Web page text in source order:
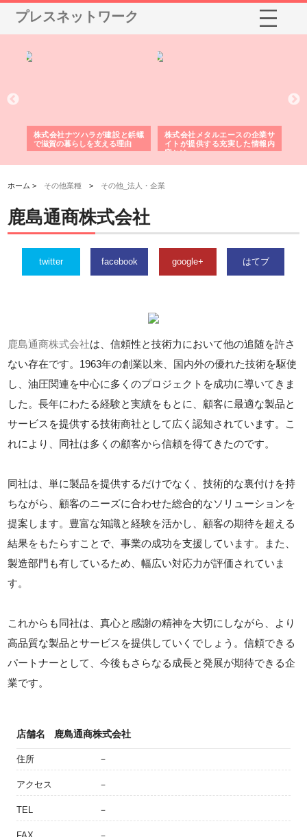
プレスネットワーク
株式会社ナツハラが建設と鋲螺
で滋賀の暮らしを支える理由
株式会社メタルエースの企業サ
イトが提供する充実した情報内
容とは
ホーム > その他業種 > その他_法人・企業
鹿島通商株式会社
twitter facebook google+ はてブ
鹿島通商株式会社は、信頼性と技術力において他の追随を許さ
ない存在です。1963年の創業以来、国内外の優れた技術を駆使
し、油圧関連を中心に多くのプロジェクトを成功に導いてきま
した。長年にわたる経験と実績をもとに、顧客に最適な製品と
サービスを提供する技術商社として広く認知されています。こ
れにより、同社は多くの顧客から信頼を得てきたのです。
同社は、単に製品を提供するだけでなく、技術的な裏付けを持
ちながら、顧客のニーズに合わせた総合的なソリューションを
提案します。豊富な知識と経験を活かし、顧客の期待を超える
結果をもたらすことで、事業の成功を支援しています。また、
製造部門も有しているため、幅広い対応力が評価されていま
す。
これからも同社は、真心と感謝の精神を大切にしながら、より
高品質な製品とサービスを提供していくでしょう。信頼できる
パートナーとして、今後もさらなる成長と発展が期待できる企
業です。
店舗名 鹿島通商株式会社
住所 －
アクセス －
TEL －